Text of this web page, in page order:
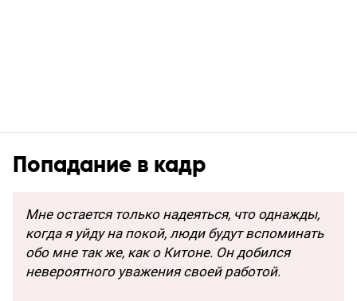
Попадание в кадр
Мне остается только надеяться, что однажды,
когда я уйду на покой, люди будут вспоминать
обо мне так же, как о Китоне. Он добился
невероятного уважения своей работой.